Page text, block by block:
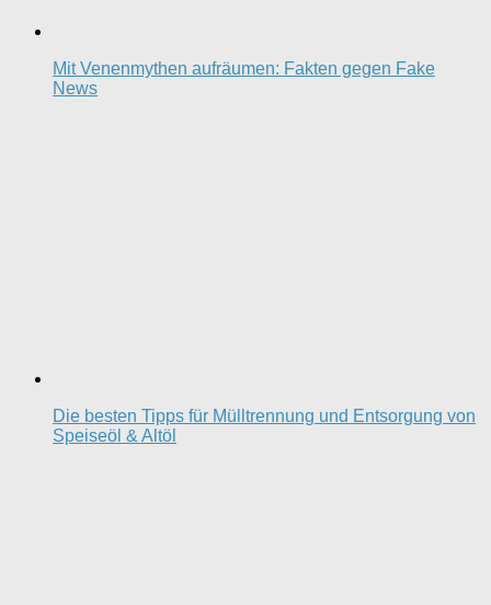
Mit Venenmythen aufräumen: Fakten gegen Fake
News
Die besten Tipps für Mülltrennung und Entsorgung von
Speiseöl & Altöl